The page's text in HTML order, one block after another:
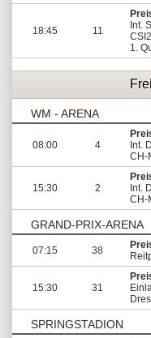
18:45 11
Int.
1.
WM - ARENA
08:00 4
Int.
CH-
15:30 2
Int.
CH-
GRAND-PRIX-ARENA
07:15 38
15:30 31
SPRINGSTADION